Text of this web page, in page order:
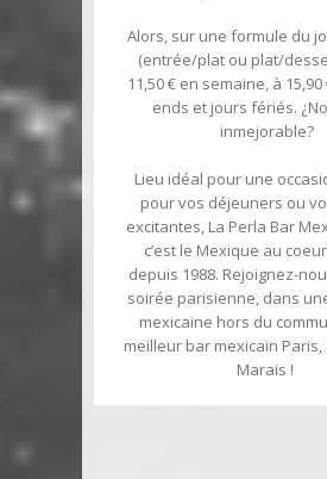
Alors, sur une formule du
(entrée/plat ou plat/
11,50 € en semaine, à
ends et jours fériés.
inmejorable?
Lieu idéal pour une
pour vos déjeuners ou
excitantes, La Perla Bar
c’est le Mexique au
depuis 1988. Rejoignez-
soirée parisienne, dans
mexicaine hors du
meilleur bar mexicain
Marais !